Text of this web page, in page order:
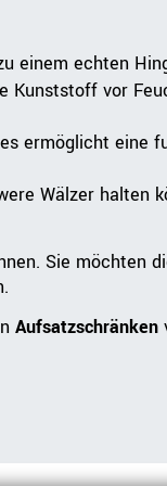
einem echten
vor
ermöglicht eine
Wälzer halten
Sie möchten
Aufsatzschränken